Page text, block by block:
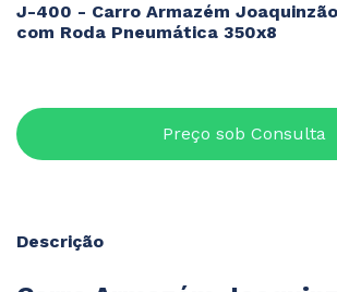
J-400 - Carro Armazém
com Roda Pneumática 350x8
Descrição